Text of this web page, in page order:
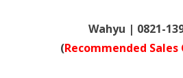
Wahyu | 0821-
(Recommended